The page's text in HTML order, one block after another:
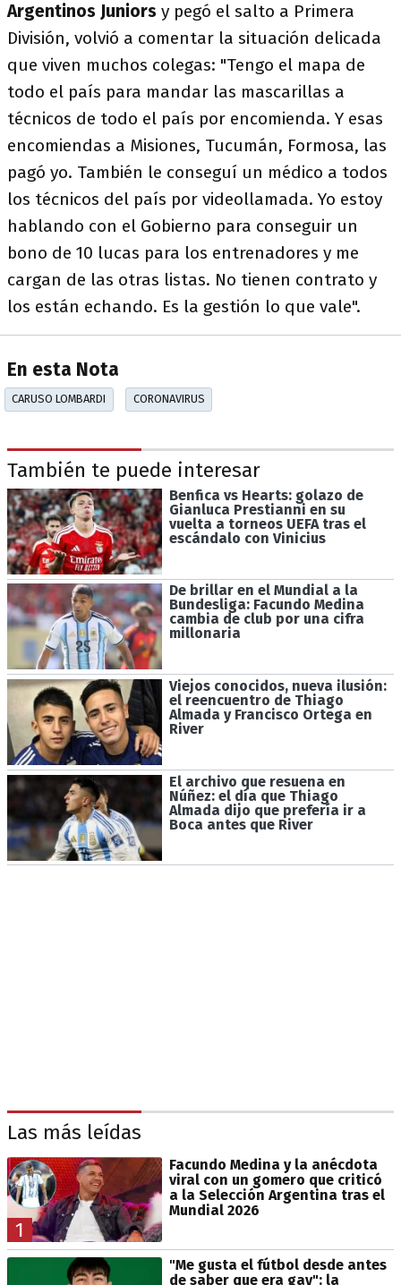
Argentinos Juniors y pegó el salto a Primera
División, volvió a comentar la situación delicada
que viven muchos colegas: "Tengo el mapa de
todo el país para mandar las mascarillas a
técnicos de todo el país por encomienda. Y esas
encomiendas a Misiones, Tucumán, Formosa, las
pagó yo. También le conseguí un médico a todos
los técnicos del país por videollamada. Yo estoy
hablando con el Gobierno para conseguir un
bono de 10 lucas para los entrenadores y me
cargan de las otras listas. No tienen contrato y
los están echando. Es la gestión lo que vale".
En esta Nota
CARUSO LOMBARDI CORONAVIRUS
También te puede interesar
Benfica vs Hearts: golazo de
Gianluca Prestianni en su
vuelta a torneos UEFA tras el
escándalo con Vinicius
De brillar en el Mundial a la
Bundesliga: Facundo Medina
cambia de club por una cifra
millonaria
Viejos conocidos, nueva ilusión:
el reencuentro de Thiago
Almada y Francisco Ortega en
River
El archivo que resuena en
Núñez: el día que Thiago
Almada dijo que prefería ir a
Boca antes que River
Las más leídas
1
Facundo Medina y la anécdota
viral con un gomero que criticó
a la Selección Argentina tras el
Mundial 2026
"Me gusta el fútbol desde antes
de saber que era gay": la